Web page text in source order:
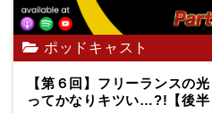
ポッドキャスト
【第６回】フリーランスの
ってかなりキツい…?!【後半